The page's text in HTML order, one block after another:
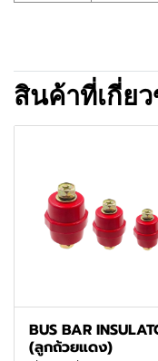
สินค้าที่เกี่ย
BUS BAR
(ลูกถ้วยแดง)